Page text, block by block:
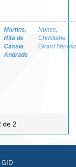
Martins,
Rita de
Cássia
Andrade
Nunes,
Christiane
Girard
de 2
GID